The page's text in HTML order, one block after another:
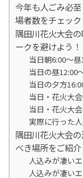
今年も人ごみ必
場者数をチェック
隅田川花火大会
ークを避けよう！
当日朝6:00～
当日の昼12:00
当日の夕方
当日・花火大
当日・花火大
実際に行った
隅田川花火大会
べき場所をご紹介
人込みが凄い
人込みが凄い